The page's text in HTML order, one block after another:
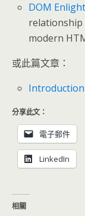
DOM
relationship
modern
或此篇文章：
分享此文：
電子郵件
LinkedIn
相關